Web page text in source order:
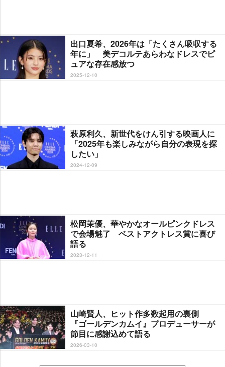
出口夏希、2026年は「たくさん吸収する
年に」 美デコルテあらわなドレスでピ
ュアな存在感放つ
2025-12-10
萩原利久、新世代をけん引する映画人に
「2025年も楽しみながら自分の表現を探
したい」
2024-12-09
松岡茉優、華やかなオールピンクドレス
で会場魅了 ベストアクトレス賞に喜び
語る
2023-12-11
山崎賢人、ヒット作多数起用の裏側
『ゴールデンカムイ』プロデューサーが
節目に感謝込めて語る
2026-03-10